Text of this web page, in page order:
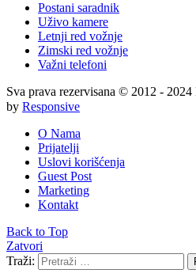
Postani saradnik
Uživo kamere
Letnji red vožnje
Zimski red vožnje
Važni telefoni
Sva prava rezervisana © 2012 -
by Responsive
O Nama
Prijatelji
Uslovi korišćenja
Guest Post
Marketing
Kontakt
Back to Top
Zatvori
Traži: